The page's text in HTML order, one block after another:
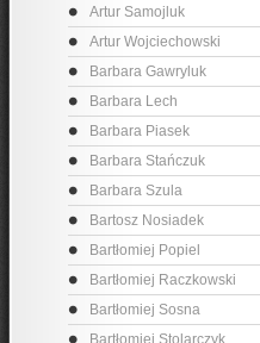
Artur Samojluk
Artur Wojciechowski
Barbara Gawryluk
Barbara Lech
Barbara Piasek
Barbara Stańczuk
Barbara Szula
Bartosz Nosiadek
Bartłomiej Popiel
Bartłomiej Raczkowski
Bartłomiej Sosna
Bartłomiej Stolarczyk